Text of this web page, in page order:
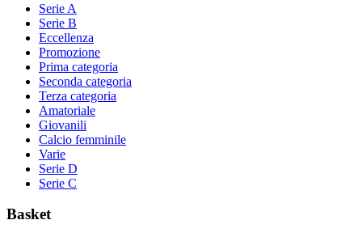
Serie A
Serie B
Eccellenza
Promozione
Prima categoria
Seconda categoria
Terza categoria
Amatoriale
Giovanili
Calcio femminile
Varie
Serie D
Serie C
Basket